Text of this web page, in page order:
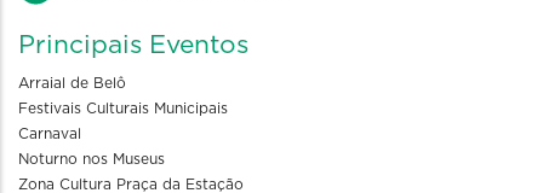
Principais Eventos
Arraial de Belô
Festivais Culturais Municipais
Carnaval
Noturno nos Museus
Zona Cultura Praça da Estação